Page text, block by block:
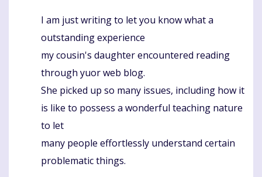
Komentaras
I am just writing to let you know what a
outstanding experience
my cousin's daughter encountered reading
through yuor web blog.
She picked up so many issues, including how it
is like to possess a wonderful teaching nature
to let
many people effortlessly understand certain
problematic things.